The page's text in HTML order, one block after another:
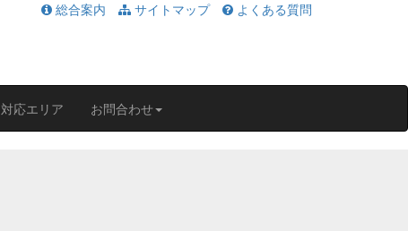
総合案内 サイトマップ よくある質問
対応エリア お問合わせ